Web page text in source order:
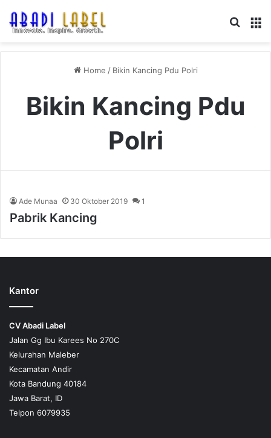
Home / Bikin Kancing Pdu Polri
Bikin Kancing Pdu
Polri
Ade Munaa 30 Oktober 2019 1
Pabrik Kancing
Kantor
CV Abadi Label
Jalan Gg Ibu Karees No 270C
Kelurahan Maleber
Kecamatan Andir
Kota Bandung 40184
Jawa Barat, ID
Telpon 6079935